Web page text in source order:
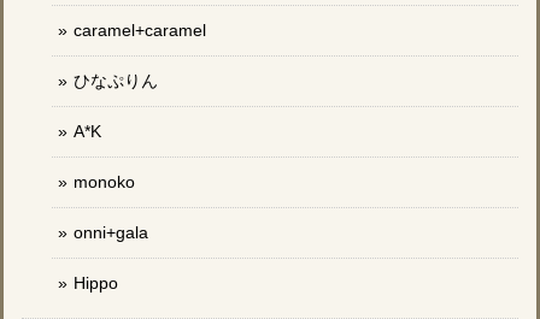
caramel+caramel
ひなぷりん
A*K
monoko
onni+gala
Hippo